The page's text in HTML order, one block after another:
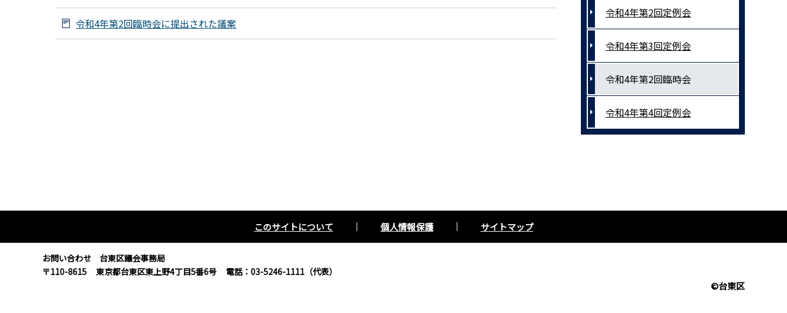
令和4年第2回臨時会に提出された議案
令和4年第2回定例会
令和4年第3回定例会
令和4年第2回臨時会
令和4年第4回定例会
このサイトについて 個人情報保護 サイトマップ
お問い合わせ 台東区議会事務局
〒110-8615
東京都台東区東上野4丁目5番6号 電話：03-5246-1111（代表）
©台東区